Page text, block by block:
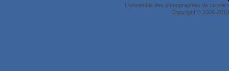
L'ensemble des photographies de ce
Copyright © 2006-